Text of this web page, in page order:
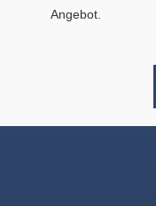
Angebot.